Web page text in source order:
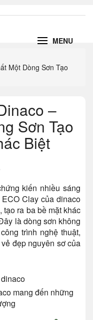
MENU
Một Dòng Sơn Tạo
–
Sơn Tạo
Biệt
kiến nhiều sáng
Clay của dinaco
tạo ra ba bề mặt khác
là dòng sơn không
trình nghệ thuật,
đẹp nguyên sơ của
mang đến những